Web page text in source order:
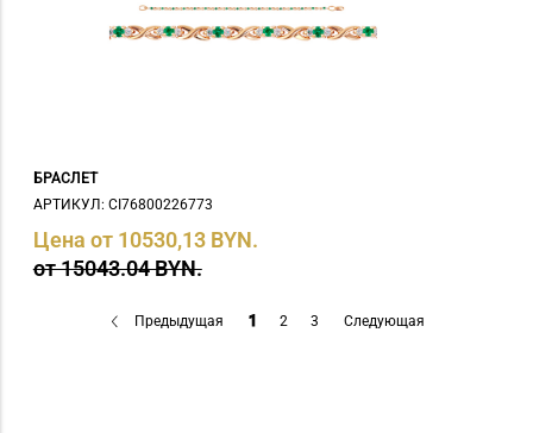
БРАСЛЕТ
АРТИКУЛ: СI76800226773
Цена от 10530,13 BYN.
от 15043.04 BYN.
Предыдущая 1 2 3 Следующая